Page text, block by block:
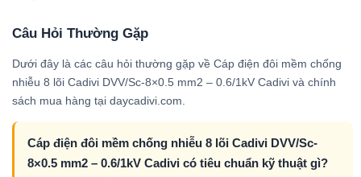
Câu Hỏi Thường Gặp
Dưới đây là các câu hỏi thường gặp về Cáp điện đôi mềm chống
nhiễu 8 lõi Cadivi DVV/Sc-8×0.5 mm2 – 0.6/1kV Cadivi và chính
sách mua hàng tại daycadivi.com.
Cáp điện đôi mềm chống nhiễu 8 lõi Cadivi DVV/Sc-
8×0.5 mm2 – 0.6/1kV Cadivi có tiêu chuẩn kỹ thuật gì?